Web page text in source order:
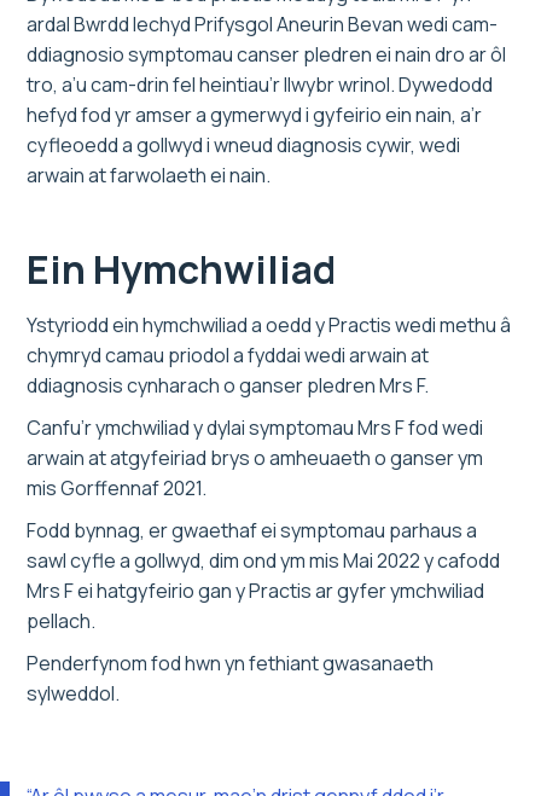
ardal Bwrdd Iechyd Prifysgol Aneurin Bevan wedi cam-
ddiagnosio symptomau canser pledren ei nain dro ar ôl
tro, a’u cam-drin fel heintiau’r llwybr wrinol. Dywedodd
hefyd fod yr amser a gymerwyd i gyfeirio ein nain, a’r
cyfleoedd a gollwyd i wneud diagnosis cywir, wedi
arwain at farwolaeth ei nain.
Ein Hymchwiliad
Ystyriodd ein hymchwiliad a oedd y Practis wedi methu â
chymryd camau priodol a fyddai wedi arwain at
ddiagnosis cynharach o ganser pledren Mrs F.
Canfu’r ymchwiliad y dylai symptomau Mrs F fod wedi
arwain at atgyfeiriad brys o amheuaeth o ganser ym
mis Gorffennaf 2021.
Fodd bynnag, er gwaethaf ei symptomau parhaus a
sawl cyfle a gollwyd, dim ond ym mis Mai 2022 y cafodd
Mrs F ei hatgyfeirio gan y Practis ar gyfer ymchwiliad
pellach.
Penderfynom fod hwn yn fethiant gwasanaeth
sylweddol.